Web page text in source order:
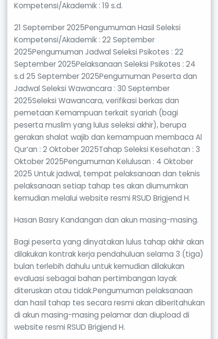
Kompetensi/Akademik : 19 s.d.
21 September 2025Pengumuman Hasil Seleksi
Kompetensi/Akademik : 22 September
2025Pengumuman Jadwal Seleksi Psikotes : 22
September 2025Pelaksanaan Seleksi Psikotes : 24
s.d 25 September 2025Pengumuman Peserta dan
Jadwal Seleksi Wawancara : 30 September
2025Seleksi Wawancara, verifikasi berkas dan
pemetaan Kemampuan terkait syariah (bagi
peserta muslim yang lulus seleksi akhir), berupa
gerakan shalat wajib dan kemampuan membaca Al
Qur’an : 2 Oktober 2025Tahap Seleksi Kesehatan : 3
Oktober 2025Pengumuman Kelulusan : 4 Oktober
2025 Untuk jadwal, tempat pelaksanaan dan teknis
pelaksanaan setiap tahap tes akan diumumkan
kemudian melalui website resmi RSUD Brigjend H.
Hasan Basry Kandangan dan akun masing-masing.
Bagi peserta yang dinyatakan lulus tahap akhir akan
dilakukan kontrak kerja pendahuluan selama 3 (tiga)
bulan terlebih dahulu untuk kemudian dilakukan
evaluasi sebagai bahan pertimbangan layak
diteruskan atau tidak.Pengumuman pelaksanaan
dan hasil tahap tes secara resmi akan diberitahukan
di akun masing-masing pelamar dan diupload di
website resmi RSUD Brigjend H.